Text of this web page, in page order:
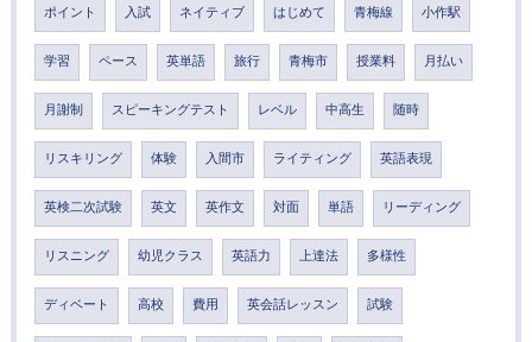
ポイント 入試 ネイティブ はじめて 青梅線 小作駅
学習 ペース 英単語 旅行 青梅市 授業料 月払い
月謝制 スピーキングテスト レベル 中高生 随時
リスキリング 体験 入間市 ライティング 英語表現
英検二次試験 英文 英作文 対面 単語 リーディング
リスニング 幼児クラス 英語力 上達法 多様性
ディベート 高校 費用 英会話レッスン 試験